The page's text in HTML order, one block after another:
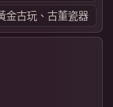
金古玩、古董瓷器